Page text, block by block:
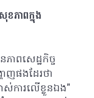
ខភាពក្នុង
ាពសេដ្ឋកិច្ច
ញផងដែរថា
ការលើខ្លួនឯង"